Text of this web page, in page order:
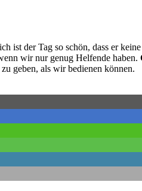
ist der Tag so schön, dass er
wir nur genug Helfende haben.
geben, als wir bedienen können.